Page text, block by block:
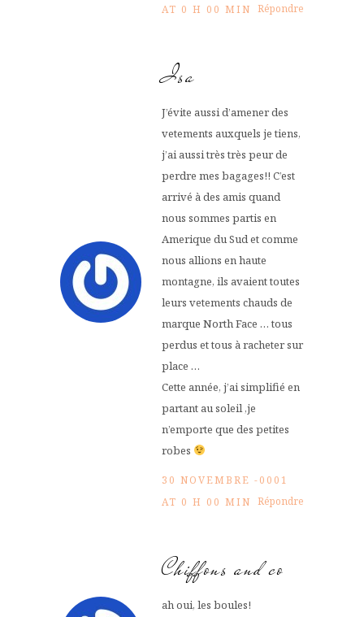
AT 0 H 00 MIN Répondre
Isa
J’évite aussi d’amener des
vetements auxquels je tiens,
j’ai aussi très très peur de
perdre mes bagages!! C’est
arrivé à des amis quand
nous sommes partis en
Amerique du Sud et comme
nous allions en haute
montagne, ils avaient toutes
leurs vetements chauds de
marque North Face … tous
perdus et tous à racheter sur
place …
Cette année, j’ai simplifié en
partant au soleil ,je
n’emporte que des petites
robes
30 NOVEMBRE -0001
AT 0 H 00 MIN Répondre
Chiffons and co
ah oui, les boules!